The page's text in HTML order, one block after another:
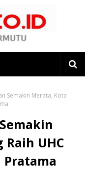
Semakin Merata, Kota
Raih UHC
Pratama